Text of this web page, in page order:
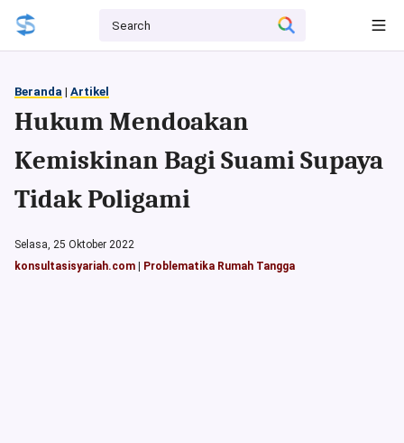
Beranda | Artikel
Hukum Mendoakan
Kemiskinan Bagi Suami Supaya
Tidak Poligami
Selasa, 25 Oktober 2022
konsultasisyariah.com
Problematika Rumah Tangga